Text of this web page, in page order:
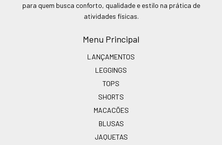
para quem busca conforto, qualidade e estilo na prática de
atividades físicas.
Menu Principal
LANÇAMENTOS
LEGGINGS
TOPS
SHORTS
MACACÕES
BLUSAS
JAQUETAS